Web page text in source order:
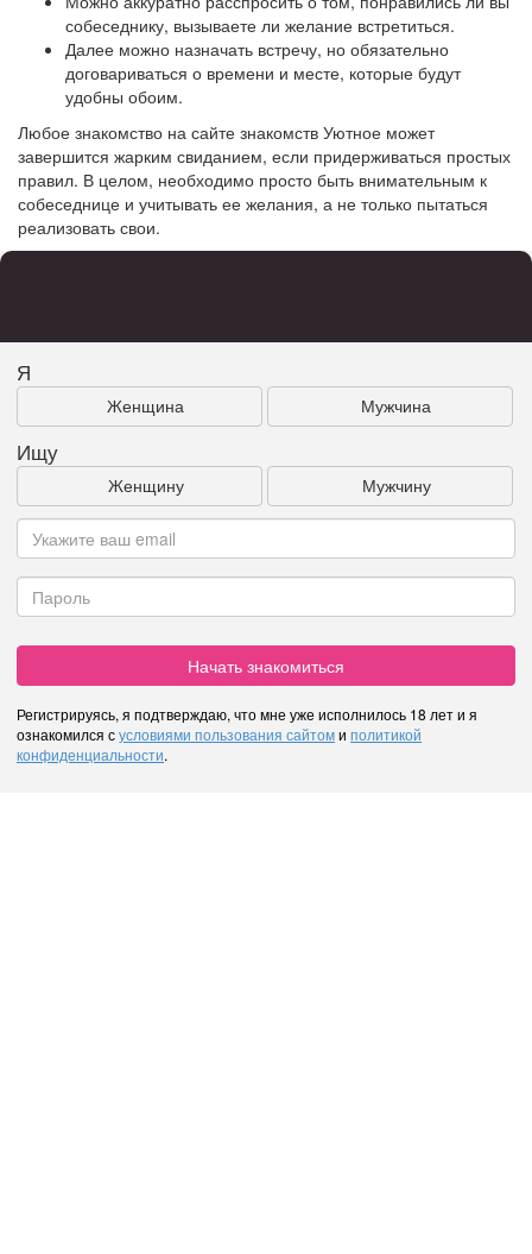
собеседнику, вызываете ли желание встретиться.
Далее можно назначать встречу, но обязательно
договариваться о времени и месте, которые будут
удобны обоим.
Любое знакомство на сайте знакомств Уютное может
завершится жарким свиданием, если придерживаться простых
правил. В целом, необходимо просто быть внимательным к
собеседнице и учитывать ее желания, а не только пытаться
реализовать свои.
Я
Женщина Мужчина
Ищу
Женщину Мужчину
Начать знакомиться
Регистрируясь, я подтверждаю, что мне уже исполнилось 18 лет и я
ознакомился сусловиями пользования сайтоми политикой
конфиденциальности.